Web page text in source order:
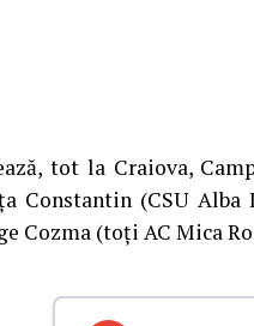
tot la Craiova,
Constantin (CSU
Cozma (toți AC Mica